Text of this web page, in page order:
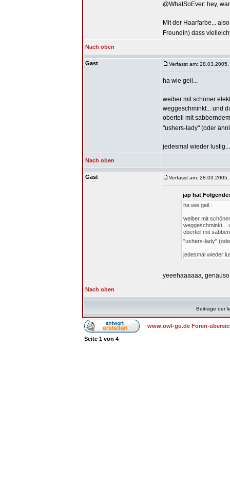
@WhatSoEver: hey,
Mit der Haarfarbe...
Freundin) dass
Nach oben
Gast Verfasst am:
ha wie geil...
weiber mit schöner
weggeschminkt... und
oberteil mit
"ushers-lady" (oder
jedesmal wieder lustig...
Nach oben
Gast Verfasst am:
jap hat
ha wie geil...
weiber mit
weggeschminkt...
oberteil mit
"ushers-lady"
jedesmal wieder
yeeehaaaaaa,
Nach oben
Beiträge der
www.owl-go.de Foren-
Seite 1 von 4